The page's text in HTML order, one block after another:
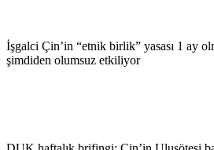
İşgalci Çin’in “etnik birlik” yasası 1 ay
şimdiden olumsuz etkiliyor